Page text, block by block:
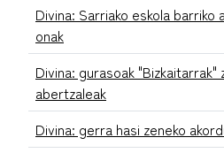
Divina: Sarriako eskola barriko
onak
Divina: gurasoak "Bizkaitarrak"
abertzaleak
Divina: gerra hasi zeneko